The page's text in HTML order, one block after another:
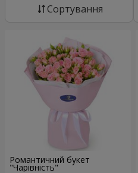
Сортування
Романтичний букет
"Чарівність"